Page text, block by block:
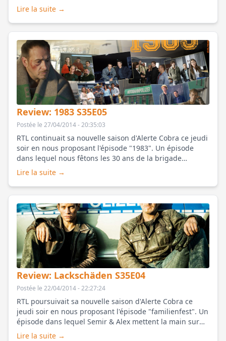
Lire la suite →
Review: 1983 S35E05
Postée le 27/04/2014 - 20:35:03
RTL continuait sa nouvelle saison d'Alerte Cobra ce jeudi
soir en nous proposant l'épisode "1983". Un épisode
dans lequel nous fêtons les 30 ans de la brigade
Lire la suite →
Review: Lackschäden S35E04
Postée le 22/04/2014 - 22:27:24
RTL poursuivait sa nouvelle saison d'Alerte Cobra ce
jeudi soir en nous proposant l'épisode "familienfest". Un
épisode dans lequel Semir & Alex mettent la main sur
un criminel possédant une arme révol [...]
Lire la suite →